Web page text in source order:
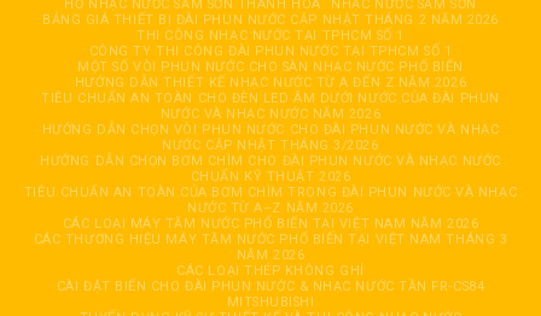
HỒ NHẠC NƯỚC SẦM SƠN THANH HOÁ
NHẠC NƯỚC SẦM SƠN
BẢNG GIÁ THIẾT BỊ ĐÀI PHUN NƯỚC CẬP NHẬT THÁNG 2 NĂM 2026
THI CÔNG NHẠC NƯỚC TẠI TPHCM SỐ 1
CÔNG TY THI CÔNG ĐÀI PHUN NƯỚC TẠI TPHCM SỐ 1
MỘT SỐ VÒI PHUN NƯỚC CHO SÀN NHẠC NƯỚC PHỔ BIẾN
HƯỚNG DẪN THIẾT KẾ NHẠC NƯỚC TỪ A ĐẾN Z NĂM 2026
TIÊU CHUẨN AN TOÀN CHO ĐÈN LED ÂM DƯỚI NƯỚC CỦA ĐÀI PHUN
NƯỚC VÀ NHẠC NƯỚC NĂM 2026
HƯỚNG DẪN CHỌN VÒI PHUN NƯỚC CHO ĐÀI PHUN NƯỚC VÀ NHẠC
NƯỚC CẬP NHẬT THÁNG 3/2026
HƯỚNG DẪN CHỌN BƠM CHÌM CHO ĐÀI PHUN NƯỚC VÀ NHẠC NƯỚC
CHUẨN KỸ THUẬT 2026
TIÊU CHUẨN AN TOÀN CỦA BƠM CHÌM TRONG ĐÀI PHUN NƯỚC VÀ NHẠC
NƯỚC TỪ A–Z NĂM 2026
CÁC LOẠI MÁY TĂM NƯỚC PHỔ BIẾN TẠI VIỆT NAM NĂM 2026
CÁC THƯƠNG HIỆU MÁY TĂM NƯỚC PHỔ BIẾN TẠI VIỆT NAM THÁNG 3
NĂM 2026
CÁC LOẠI THÉP KHÔNG GHỈ
CÀI ĐẶT BIẾN CHO ĐÀI PHUN NƯỚC & NHẠC NƯỚC TẦN FR-CS84
MITSHUBISHI